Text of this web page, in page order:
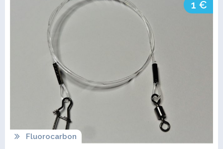
1 €
Fluorocarbon